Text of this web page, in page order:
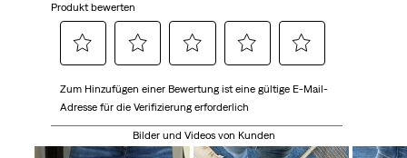
Produkt bewerten
um
den
um
den
Artikel
um
den
Artikel
um
den
Artikel
um
Zum Hinzufügen einer Bewertung ist eine gültige E-Mail-
Adresse für die Verifizierung erforderlich
Bilder und Videos von Kunden